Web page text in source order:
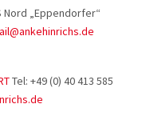
Nord „Eppendorfer“
Tel: +49 (0) 40 413 585